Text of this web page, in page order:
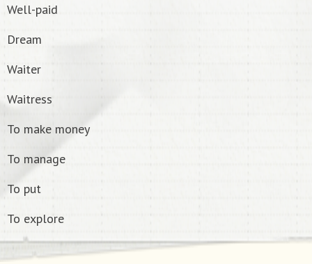
Well-paid
Dream
Waiter
Waitress
To make money
To manage
To put
To explore